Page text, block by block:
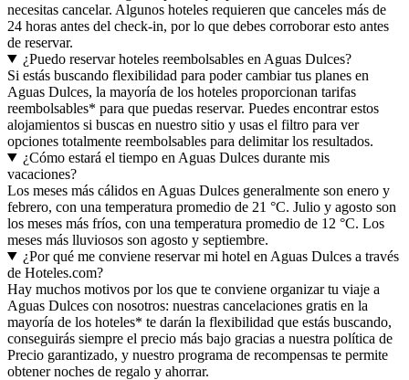
necesitas cancelar. Algunos hoteles requieren que canceles más de
24 horas antes del check-in, por lo que debes corroborar esto antes
de reservar.
¿Puedo reservar hoteles reembolsables en Aguas Dulces?
Si estás buscando flexibilidad para poder cambiar tus planes en
Aguas Dulces, la mayoría de los hoteles proporcionan tarifas
reembolsables* para que puedas reservar. Puedes encontrar estos
alojamientos si buscas en nuestro sitio y usas el filtro para ver
opciones totalmente reembolsables para delimitar los resultados.
¿Cómo estará el tiempo en Aguas Dulces durante mis
vacaciones?
Los meses más cálidos en Aguas Dulces generalmente son enero y
febrero, con una temperatura promedio de 21 °C. Julio y agosto son
los meses más fríos, con una temperatura promedio de 12 °C. Los
meses más lluviosos son agosto y septiembre.
¿Por qué me conviene reservar mi hotel en Aguas Dulces a través
de Hoteles.com?
Hay muchos motivos por los que te conviene organizar tu viaje a
Aguas Dulces con nosotros: nuestras cancelaciones gratis en la
mayoría de los hoteles* te darán la flexibilidad que estás buscando,
conseguirás siempre el precio más bajo gracias a nuestra política de
Precio garantizado, y nuestro programa de recompensas te permite
obtener noches de regalo y ahorrar.